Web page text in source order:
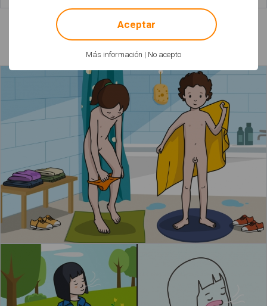
Láminas relacionadas
Más información | No acepto
! Not valid!
Aceptar